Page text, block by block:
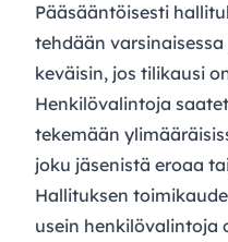
Pääsääntöisesti
tehdään
keväisin, jos tilikausi
Henkilövalintoja
tekemään
joku jäsenistä eroaa
Hallituksen
usein henkilövalintoja